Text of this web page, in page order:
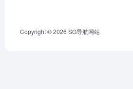
Copyright © 2026 SG导航网站